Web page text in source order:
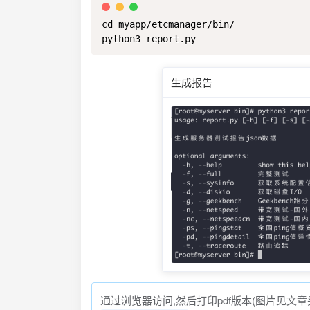
cd myapp/etcmanager/bin/
python3 report.py
生成报告
通过浏览器访问,然后打印pdf版本(图片见文